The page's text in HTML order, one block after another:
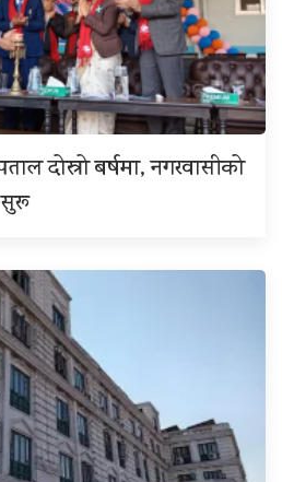
दोस्रो बर्षमा, नगरवासीको
सुरू